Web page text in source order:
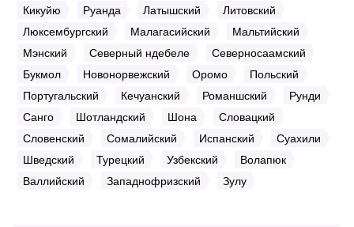
Кикуйю
Руанда Латышский
Литовский
Люксембургский
Малагасийский
Мальтийский
Мэнский
Северный ндебеле
Северносаамский
Букмол
Новонорвежский Оромо
Польский
Португальский
Кечуанский Романшский
Рунди
Санго
Шотландский Шона
Словацкий
Словенский
Сомалийский Испанский
Суахили
Шведский
Турецкий Узбекский
Волапюк
Валлийский
Западнофризский Зулу